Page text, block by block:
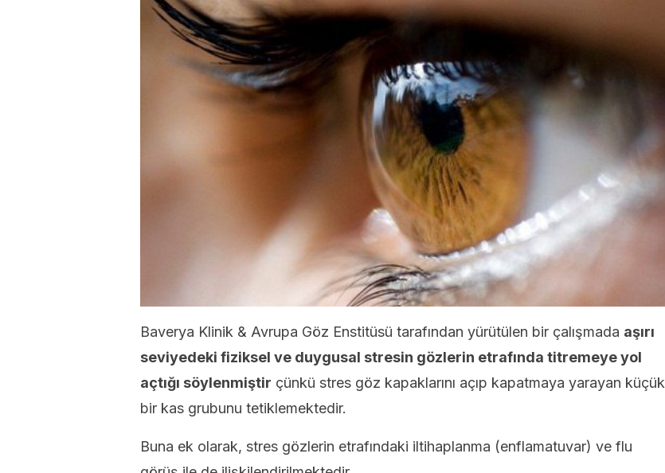
Baverya Klinik & Avrupa Göz Enstitüsü tarafından yürütülen bir çalışmada aşırı
seviyedeki fiziksel ve duygusal stresin gözlerin etrafında titremeye yol
açtığı söylenmiştir çünkü stres göz kapaklarını açıp kapatmaya yarayan küçük
bir kas grubunu tetiklemektedir.
Buna ek olarak, stres gözlerin etrafındaki iltihaplanma (enflamatuvar) ve flu